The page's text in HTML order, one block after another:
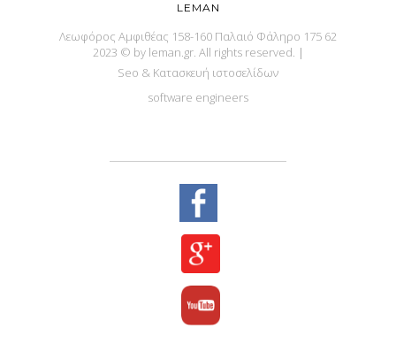
LEMAN
Λεωφόρος Αμφιθέας 158-160 Παλαιό Φάληρο 175 62
2023 © by leman.gr. All rights reserved. |
Seo & Κατασκευή ιστοσελίδων
software engineers